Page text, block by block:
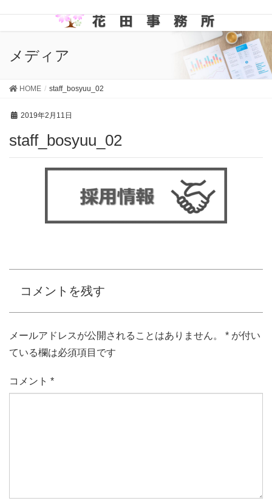
メディア
HOME staff_bosyuu_02
2019年2月11日
staff_bosyuu_02
コメントを残す
メールアドレスが公開されることはありません。 * が付い
ている欄は必須項目です
コメント *